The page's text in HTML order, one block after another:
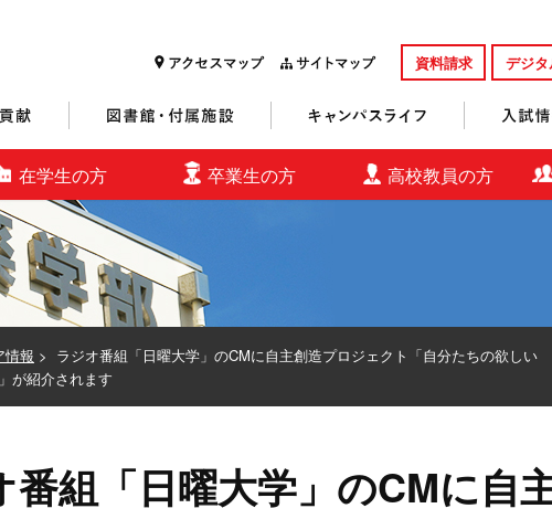
資料請求 デジ
在学生の方 卒業生の方 高校教員の方
情報 > ラジオ番組「日曜大学」のCMに自主創造プロジェクト「自分たちの欲しい
が紹介されます
番組「日曜大学」のCMに自